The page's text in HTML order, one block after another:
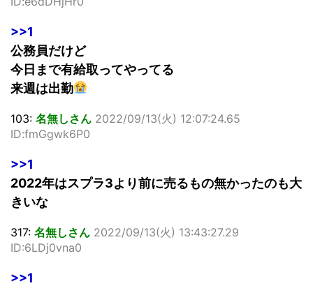
>>1
公務員だけど
今日まで有給取ってやってる
来週は出勤
103: 名無しさん 2022/09/13(火) 12:07:24.65
ID:fmGgwk6P0
>>1
2022年はスプラ3より前に売るもの無かったのも大
きいな
317: 名無しさん 2022/09/13(火) 13:43:27.29
ID:6LDj0vna0
>>1